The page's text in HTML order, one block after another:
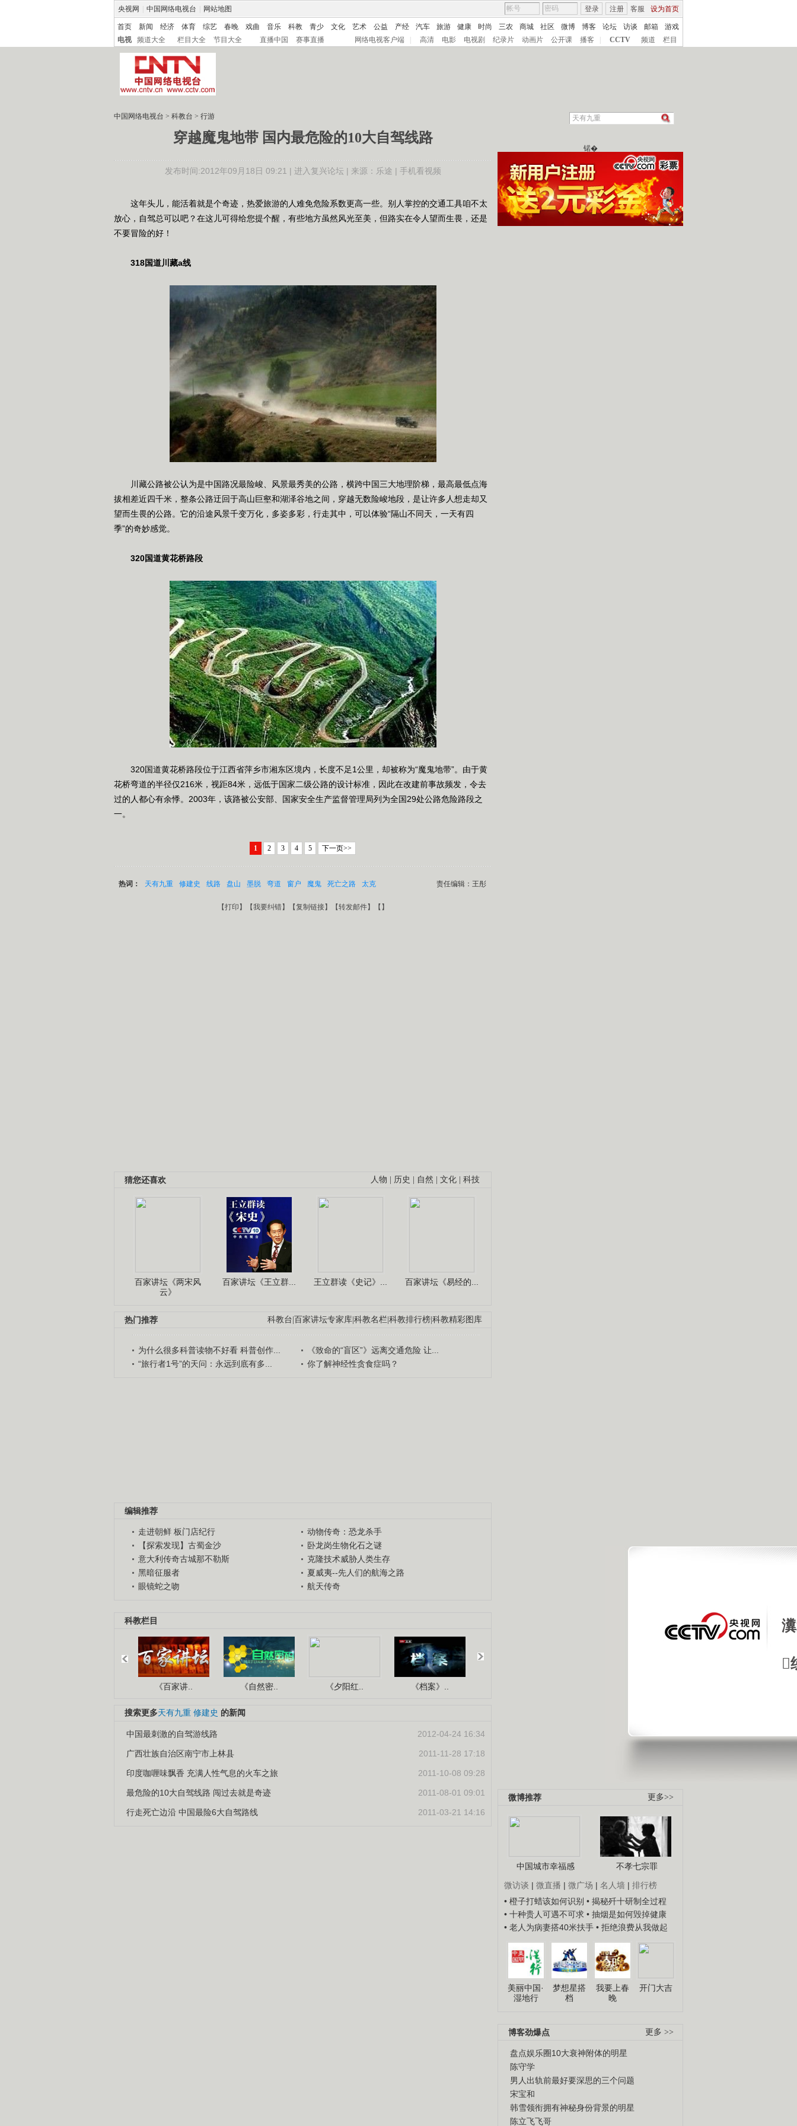
央视网 中国网络电视台 网站地图 客服 设为首页
登录 注册
首页 新闻 经济 体育 综艺 春晚 戏曲 音乐 科教 青少 文化 艺术 公益 产经 汽车 旅游 健康 时尚 三农 商城 社区 微博 博客 论坛 访谈 邮箱
游戏
电视
频道大全 栏目大全 节目大全 直播中国 赛事直播 网络电视客户端 高清 电影 电视剧 纪录片 动画片 公开课 播客 CCTV 频道 栏目
中国网络电视台 > 科教台 > 行游
锘�

更多>>
微博推荐
中国城市幸福感
不孝七宗罪
微访谈 | 微直播 | 微广场 | 名人墙 | 排行榜
• 橙子打蜡该如何识别 • 揭秘歼十研制全过程
• 十种贵人可遇不可求 • 抽烟是如何毁掉健康
• 老人为病妻搭40米扶手 • 拒绝浪费从我做起
美丽中国·
湿地行
梦想星搭
档
我要上春
晚
开门大吉
更多 >>
博客劲爆点
盘点娱乐圈10大衰神附体的明星
陈守学
男人出轨前最好要深思的三个问题
宋宝和
韩雪领衔拥有神秘身份背景的明星
陈立飞飞哥
穿越魔鬼地带 国内最危险的10大自驾线路
发布时间:2012年09月18日 09:21 | 进入复兴论坛| 来源： 乐途 | 手机看视频
这年头儿，能活着就是个奇迹，热爱旅游的人难免危险系数更高一些。别人掌控的交通工具咱不太
放心，自驾总可以吧？在这儿可得给您提个醒，有些地方虽然风光至美，但路实在令人望而生畏，还是
不要冒险的好！
318国道川藏a线
川藏公路被公认为是中国路况最险峻、风景最秀美的公路，横跨中国三大地理阶梯，最高最低点海
拔相差近四千米，整条公路迂回于高山巨壑和湖泽谷地之间，穿越无数险峻地段，是让许多人想走却又
望而生畏的公路。它的沿途风景千变万化，多姿多彩，行走其中，可以体验“隔山不同天，一天有四
季”的奇妙感觉。
320国道黄花桥路段
320国道黄花桥路段位于江西省萍乡市湘东区境内，长度不足1公里，却被称为“魔鬼地带”。由于黄
花桥弯道的半径仅216米，视距84米，远低于国家二级公路的设计标准，因此在改建前事故频发，令去
过的人都心有余悸。2003年，该路被公安部、国家安全生产监督管理局列为全国29处公路危险路段之
一。
1 2 3 4 5 下一页>>
责任编辑：王彤
热词： 天有九重 修建史 线路 盘山 墨脱 弯道 窗户 魔鬼 死亡之路 太克
【打印 】【我要纠错】【复制链接】【转发邮件】【 】
人物 历史 自然 文化 科技
猜您还喜欢
百家讲坛《两宋风
云》
百家讲坛《王立群... 王立群读《史记》... 百家讲坛《易经的...
科教台 百家讲坛专家库 科教名栏 科教排行榜 科教精彩图库
热门推荐
为什么很多科普读物不好看 科普创作...
《致命的“盲区”》远离交通危险 让...
“旅行者1号”的天问：永远到底有多...
你了解神经性贪食症吗？
编辑推荐
走进朝鲜 板门店纪行
动物传奇：恐龙杀手
【探索发现】古蜀金沙
卧龙岗生物化石之谜
意大利传奇古城那不勒斯
克隆技术威胁人类生存
黑暗征服者
夏威夷--先人们的航海之路
眼镜蛇之吻
航天传奇
科教栏目
《百家讲.. 《自然密.. 《夕阳红.. 《档案》..
搜索更多天有九重 修建史 的新闻
2012-04-24 16:34
中国最刺激的自驾游线路
2011-11-28 17:18
广西壮族自治区南宁市上林县
2011-10-08 09:28
印度咖喱味飘香 充满人性气息的火车之旅
2011-08-01 09:01
最危险的10大自驾线路 闯过去就是奇迹
2011-03-21 14:16
行走死亡边沿 中国最险6大自驾路线